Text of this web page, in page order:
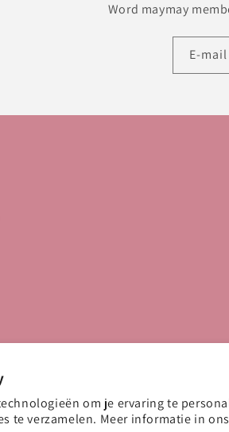
om je ervaring te
te verzamelen. Meer informatie in ons
Word maymay
E‑mail